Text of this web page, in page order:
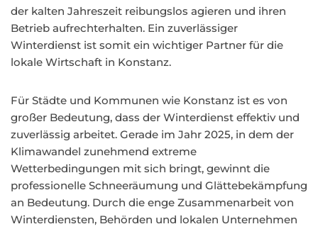
der kalten Jahreszeit reibungslos agieren und ihren
Betrieb aufrechterhalten. Ein zuverlässiger
Winterdienst ist somit ein wichtiger Partner für die
lokale Wirtschaft in Konstanz.
Für Städte und Kommunen wie Konstanz ist es von
großer Bedeutung, dass der Winterdienst effektiv und
zuverlässig arbeitet. Gerade im Jahr 2025, in dem der
Klimawandel zunehmend extreme
Wetterbedingungen mit sich bringt, gewinnt die
professionelle Schneeräumung und Glättebekämpfung
an Bedeutung. Durch die enge Zusammenarbeit von
Winterdiensten, Behörden und lokalen Unternehmen